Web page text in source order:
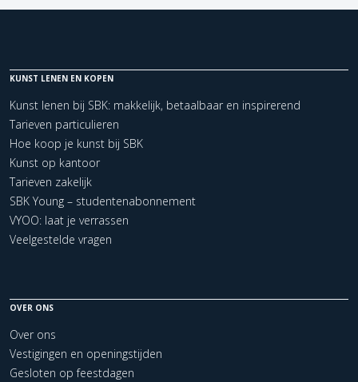
KUNST LENEN EN KOPEN
Kunst lenen bij SBK: makkelijk, betaalbaar en inspirerend
Tarieven particulieren
Hoe koop je kunst bij SBK
Kunst op kantoor
Tarieven zakelijk
SBK Young – studentenabonnement
VYOO: laat je verrassen
Veelgestelde vragen
OVER ONS
Over ons
Vestigingen en openingstijden
Gesloten op feestdagen